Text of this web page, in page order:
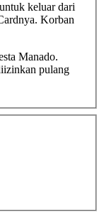
keluar dari
Korban
Manado.
pulang